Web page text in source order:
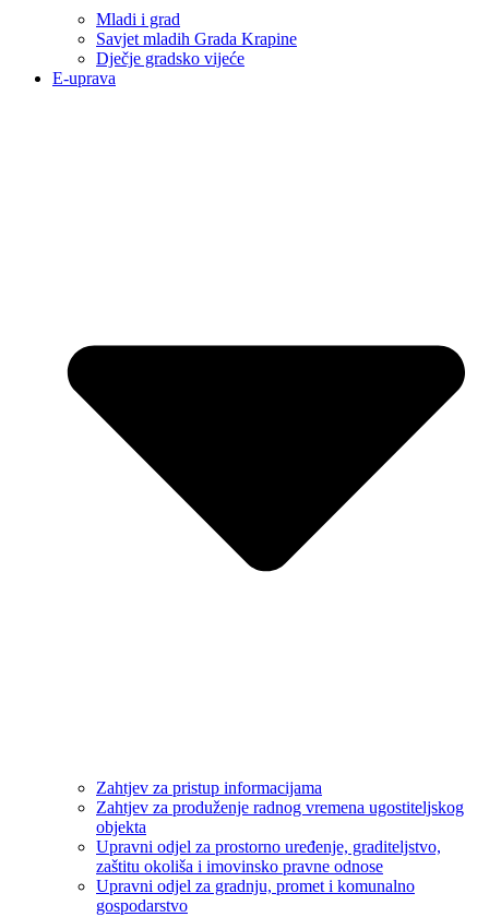
Mladi i grad
Savjet mladih Grada Krapine
Dječje gradsko vijeće
E-uprava
Zahtjev za pristup informacijama
Zahtjev za produženje radnog vremena ugostiteljskog
objekta
Upravni odjel za prostorno uređenje, graditeljstvo,
zaštitu okoliša i imovinsko pravne odnose
Upravni odjel za gradnju, promet i komunalno
gospodarstvo